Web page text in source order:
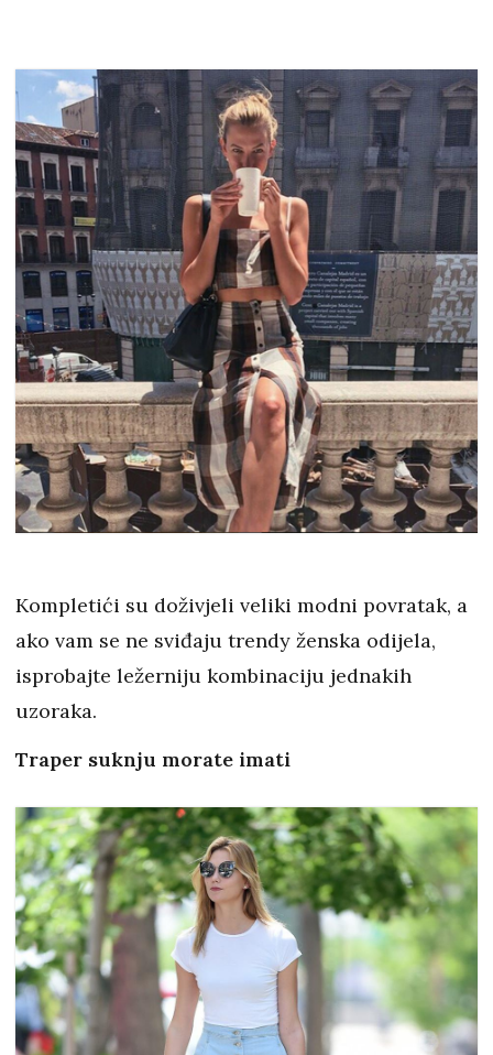
Kompletići su doživjeli veliki modni povratak, a
ako vam se ne sviđaju trendy ženska odijela,
isprobajte ležerniju kombinaciju jednakih
uzoraka.
Traper suknju morate imati